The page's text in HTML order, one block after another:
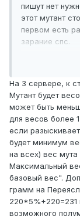
пишут нет
этот мутант
первом есть
зарание спс.
На 3 сервере, к
Мутант будет
может быть
для весов более
если
будет минимум
на всех) вес
Максимальный
базовый вес".
грамм на
возможного